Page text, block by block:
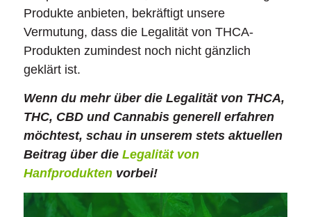
Produkte anbieten, bekräftigt unsere
Vermutung, dass die Legalität von THCA-
Produkten zumindest noch nicht gänzlich
geklärt ist.
Wenn du mehr über die Legalität von THCA,
THC, CBD und Cannabis generell erfahren
möchtest, schau in unserem stets aktuellen
Beitrag über die Legalität von
Hanfproduktenvorbei!